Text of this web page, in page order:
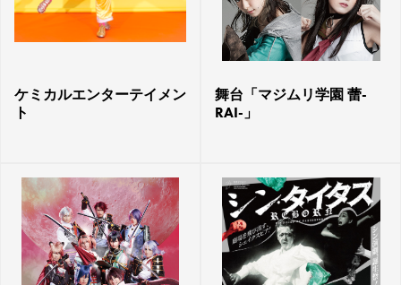
ケミカルエンターテイメン
ト
舞台「マジムリ学園 蕾-
RAI-」